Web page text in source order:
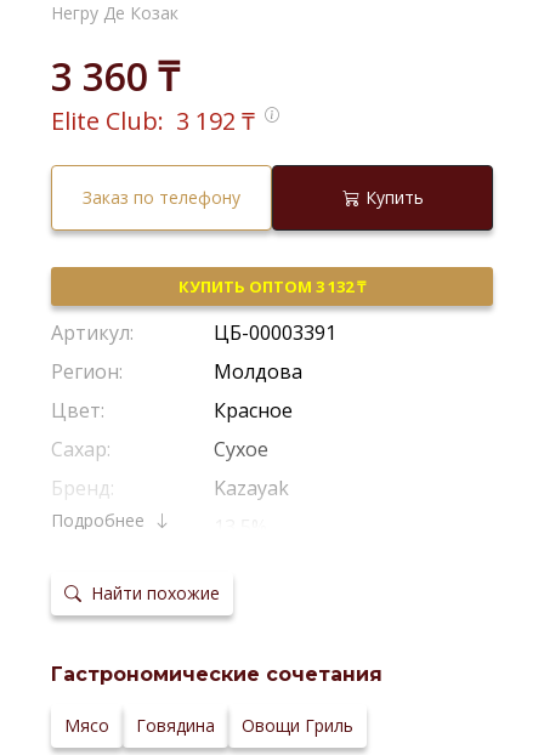
Негру Де Козак
3 360 ₸
Elite Club: 3 192 ₸
Заказ по телефону Купить
КУПИТЬ ОПТОМ 3 132 ₸
Артикул:
ЦБ-00003391
Регион:
Молдова
Цвет:
Красное
Сахар:
Сухое
Бренд:
Kazayak
Крепость:
Виноград:
Каберне Совиньон
хранения:
Температура
16–18 °С
Сайт
производителя:
Подробнее
Найти похожие
Гастрономические сочетания
Мясо Говядина Овощи Гриль